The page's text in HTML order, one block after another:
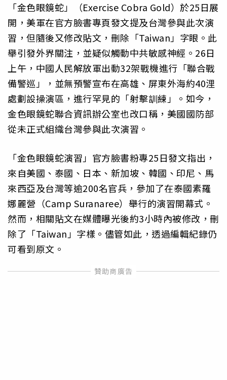
「金色眼鏡蛇」（Exercise Cobra Gold）於25日展
開，美軍在官方臉書專頁發文提及台灣參與此次演
習，但隨後又修改貼文，刪除「Taiwan」字眼。此
舉引發外界關注，並疑似觸動中共敏感神經。26日
上午，中國人民解放軍出動32架戰機進行「聯合戰
備警巡」，並無預警宣布在高雄、屏東外海約40浬
處劃設操演區，進行罕見的「射擊訓練」。如今，
金色眼鏡蛇聯合資訊辦公室也改口稱，美國國防部
從未正式組織台灣參與此次演習。
「金色眼鏡蛇演習」官方臉書粉專25日發文指出，
來自美國、泰國、日本、新加坡、韓國、印尼、馬
來西亞及台灣等逾200名官兵，參加了在泰國素羅
娜麗營（Camp Suranaree）舉行的演習開幕式。
然而，相關貼文在媒體曝光後約3小時內被修改，刪
除了「Taiwan」字樣。儘管如此，透過編輯紀錄仍
可看到原文。